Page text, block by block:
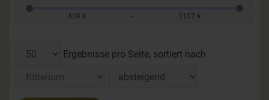
409 € - 3107 €
Ergebnisse pro Seite, sortiert nach